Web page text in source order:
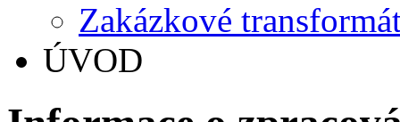
Zakázkové
ÚVOD